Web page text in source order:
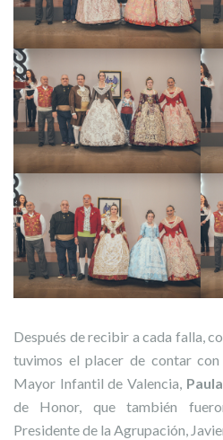
Después de recibir a cada falla,
tuvimos el placer de contar
Mayor Infantil de Valencia,
de Honor, que también
Presidente de la Agrupación,